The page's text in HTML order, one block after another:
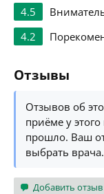
4.5
4.2
Отзывы
Отзывов об
приёме у
прошло. Ваш
выбрать врача.
Добавить